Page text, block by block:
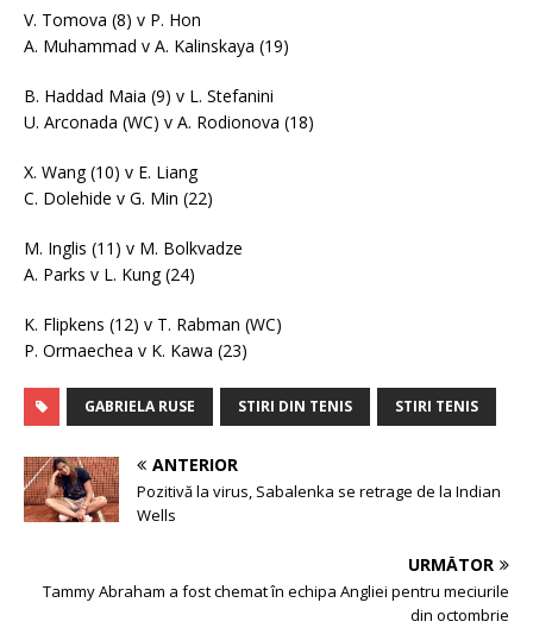
V. Tomova (8) v P. Hon
A. Muhammad v A. Kalinskaya (19)
B. Haddad Maia (9) v L. Stefanini
U. Arconada (WC) v A. Rodionova (18)
X. Wang (10) v E. Liang
C. Dolehide v G. Min (22)
M. Inglis (11) v M. Bolkvadze
A. Parks v L. Kung (24)
K. Flipkens (12) v T. Rabman (WC)
P. Ormaechea v K. Kawa (23)
GABRIELA RUSE STIRI DIN TENIS STIRI TENIS
ANTERIOR
Pozitivă la virus, Sabalenka se retrage de la Indian
Wells
URMĂTOR
Tammy Abraham a fost chemat în echipa Angliei pentru meciurile
din octombrie